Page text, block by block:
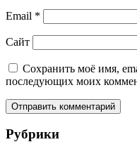
Email *
Сайт
Сохранить моё имя,
последующих моих
Рубрики